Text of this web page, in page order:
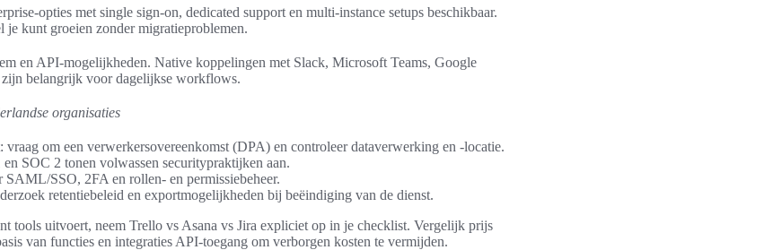
opties met single sign-on, dedicated support en multi-instance setups beschikbaar.
je kunt groeien zonder migratieproblemen.
en API-mogelijkheden. Native koppelingen met Slack, Microsoft Teams, Google
belangrijk voor dagelijkse workflows.
organisaties
vraag om een verwerkersovereenkomst (DPA) en controleer dataverwerking en -locatie.
SOC 2 tonen volwassen securitypraktijken aan.
SAML/SSO, 2FA en rollen- en permissiebeheer.
retentiebeleid en exportmogelijkheden bij beëindiging van de dienst.
tools uitvoert, neem Trello vs Asana vs Jira expliciet op in je checklist. Vergelijk prijs
van functies en integraties API-toegang om verborgen kosten te vermijden.